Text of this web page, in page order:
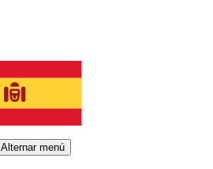
Alternar menú